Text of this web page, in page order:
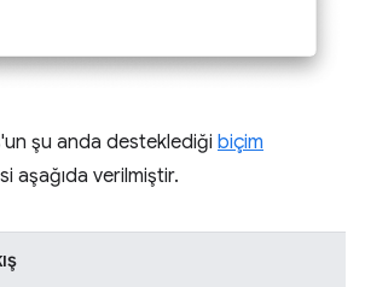
şu anda desteklediği biçim
aşağıda verilmiştir.